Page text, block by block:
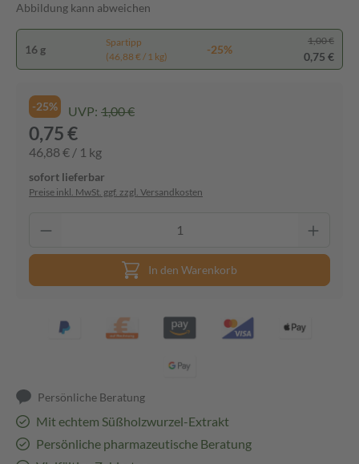
Abbildung kann abweichen
16 g
Spartipp
(46,88 € / 1 kg)
-25%
1,00 €
0,75 €
-25% UVP: 1,00 €
0,75 €
46,88 € / 1 kg
sofort lieferbar
Preise inkl. MwSt. ggf. zzgl. Versandkosten
In den Warenkorb
Persönliche Beratung
Mit echtem Süßholzwurzel-Extrakt
Persönliche pharmazeutische Beratung